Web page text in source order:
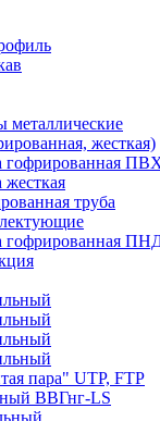
металлические
жесткая)
гофрированная
жесткая
труба
гофрированная
пара" UTP, FTP
ВВГнг-LS